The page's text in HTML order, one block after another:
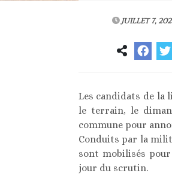
JUILLET 7,
Les candidats de la
le terrain, le
commune pour
Conduits par la
sont mobilisés
jour du scrutin.